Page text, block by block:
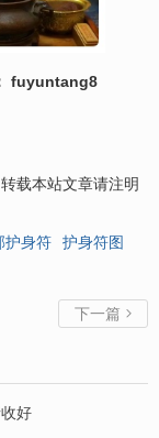
fuyuntang8
载本站文章请注明
护身符
护身符图
下一篇 
好